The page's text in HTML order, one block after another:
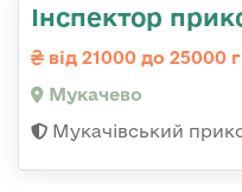
Інспектор
від 21000 до 25000
Мукачево
Мукачівський